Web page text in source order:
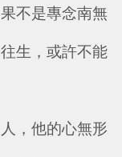
不是專念南無
生，或許不能
，他的心無形